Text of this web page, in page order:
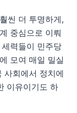
씬 더 투명하게,
중심으로 이뤄
력들이 민주당
모여 매일 밀실
사회에서 정치에
이유이기도 하